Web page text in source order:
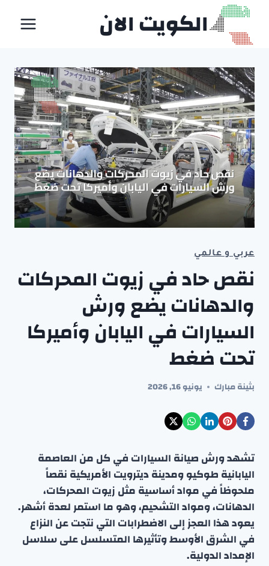
التجاوز
المحتوى
الكويت الان
عربي و عالمي
نقص حاد في زيوت المحركات
والدهانات يضع ورش
السيارات في اليابان وأميركا
تحت ضغط
بثينة مبارك يونيو 16, 2026
تشهد ورش صيانة السيارات في كل من العاصمة
اليابانية طوكيو ومدينة ديترويت الأمريكية نقصاً
ملحوظاً في مواد أساسية مثل زيوت المحركات،
الدهانات، ومواد التشحيم، وهو ما استمر لعدة أشهر.
يعود هذا العجز إلى الاضطرابات التي نتجت عن النزاع
في الشرق الأوسط وتأثيرها المتسلسل على سلاسل
الإمداد الدولية.